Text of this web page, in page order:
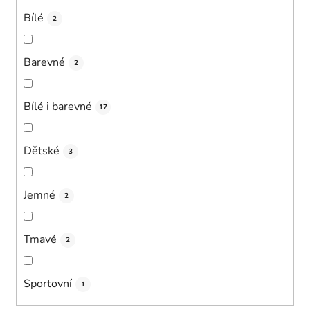
Bílé 2
Barevné 2
Bílé i barevné 17
Dětské 3
Jemné 2
Tmavé 2
Sportovní 1